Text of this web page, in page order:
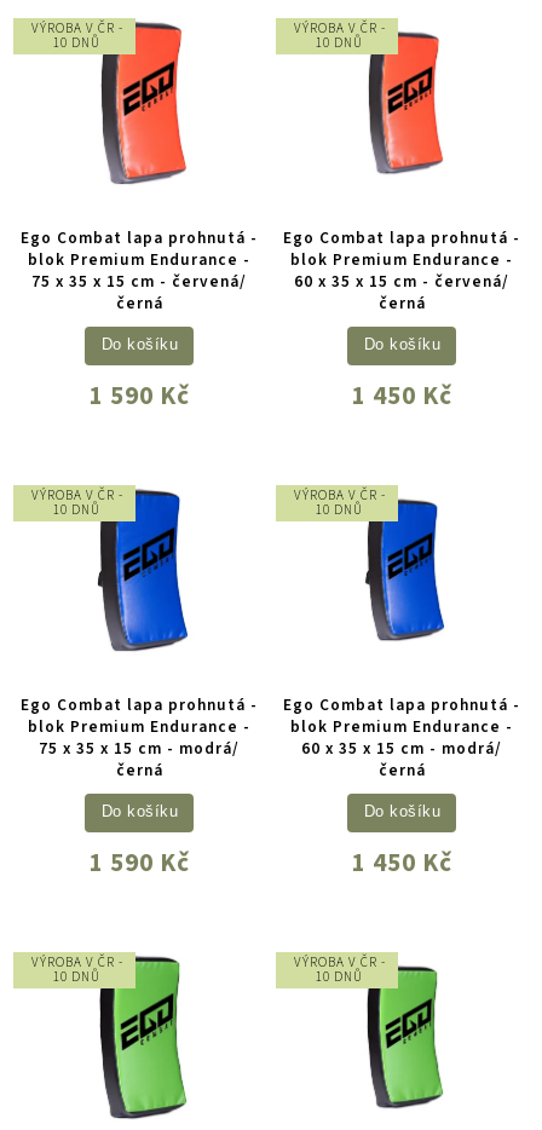
VÝROBA V ČR -
10 DNŮ
Ego Combat lapa prohnutá -
blok Premium Endurance -
75 x 35 x 15 cm - červená/
černá
1 590 Kč
Do košíku
VÝROBA V ČR -
10 DNŮ
Ego Combat lapa prohnutá -
blok Premium Endurance -
60 x 35 x 15 cm - červená/
černá
1 450 Kč
Do košíku
VÝROBA V ČR -
10 DNŮ
Ego Combat lapa prohnutá -
blok Premium Endurance -
75 x 35 x 15 cm - modrá/
černá
1 590 Kč
Do košíku
VÝROBA V ČR -
10 DNŮ
Ego Combat lapa prohnutá -
blok Premium Endurance -
60 x 35 x 15 cm - modrá/
černá
1 450 Kč
Do košíku
VÝROBA V ČR -
10 DNŮ
VÝROBA V ČR -
10 DNŮ